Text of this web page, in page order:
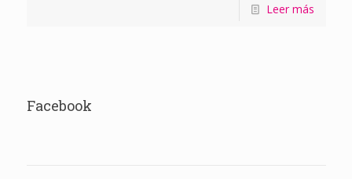
Leer más
Facebook